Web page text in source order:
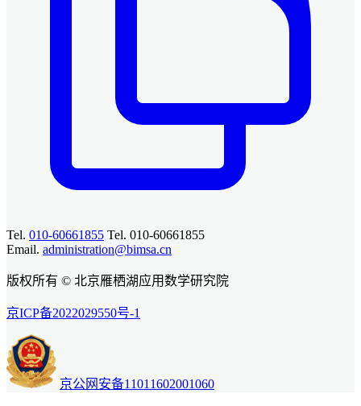
Tel. 010-60661855 Tel. 010-60661855
Email. administration@bimsa.cn
版权所有 © 北京雁栖湖应用数学研究院
京ICP备2022029550号-1
京公网安备11011602001060